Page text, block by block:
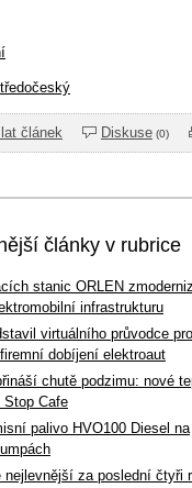
článek Diskuse (0)
články v rubrice
stanic ORLEN
infrastrukturu
virtuálního průvodce pro
dobíjení elektroaut
chutě podzimu: nové
Cafe
palivo HVO100 Diesel na
nejlevnější za poslední čtyři